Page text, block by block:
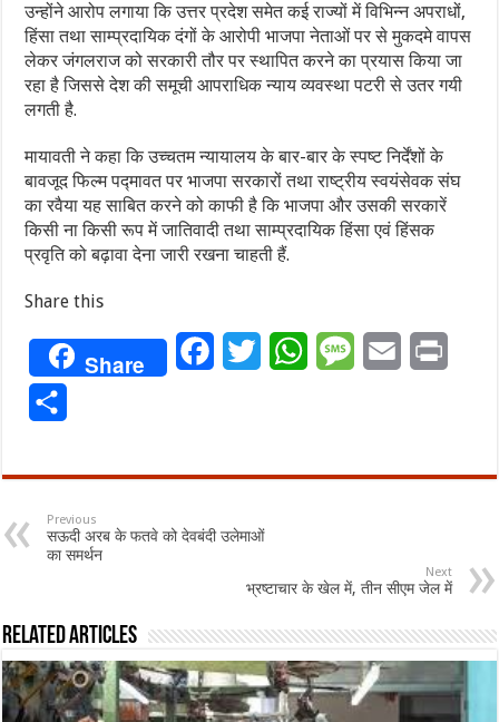
उन्होंने आरोप लगाया कि उत्तर प्रदेश समेत कई राज्यों में विभिन्न अपराधों,
हिंसा तथा साम्प्रदायिक दंगों के आरोपी भाजपा नेताओं पर से मुकदमे वापस
लेकर जंगलराज को सरकारी तौर पर स्थापित करने का प्रयास किया जा
रहा है जिससे देश की समूची आपराधिक न्याय व्यवस्था पटरी से उतर गयी
लगती है.
मायावती ने कहा कि उच्चतम न्यायालय के बार-बार के स्पष्ट निर्देंशों के
बावजूद फिल्म पद्मावत पर भाजपा सरकारों तथा राष्ट्रीय स्वयंसेवक संघ
का रवैया यह साबित करने को काफी है कि भाजपा और उसकी सरकारें
किसी ना किसी रूप में जातिवादी तथा साम्प्रदायिक हिंसा एवं हिंसक
प्रवृति को बढ़ावा देना जारी रखना चाहती हैं.
Share this
Share FacebookTwitterWhatsAppMessageEmail
Previous
सऊदी अरब के फतवे को देवबंदी उलेमाओं
का समर्थन
Next
भ्रष्टाचार के खेल में, तीन सीएम जेल में
Related Articles